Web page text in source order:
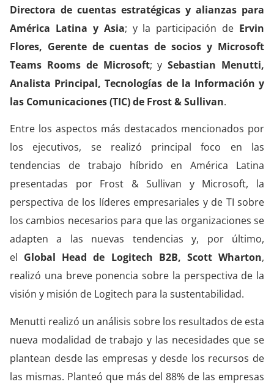
Directora de cuentas estratégicas y alianzas para
América Latina y Asia; y la participación de Ervin
Flores, Gerente de cuentas de socios y Microsoft
Teams Rooms de Microsoft; ySebastian Menutti,
Analista Principal, Tecnologías de la Información y
las Comunicaciones (TIC) de Frost & Sullivan.
Entre los aspectos más destacados mencionados por
los ejecutivos, se realizó principal foco en las
tendencias de trabajo híbrido en América Latina
presentadas por Frost & Sullivan y Microsoft, la
perspectiva de los líderes empresariales y de TI sobre
los cambios necesarios para que las organizaciones se
adapten a las nuevas tendencias y, por último,
el Global Head de Logitech B2B, Scott Wharton,
realizó una breve ponencia sobre la perspectiva de la
visión y misión de Logitech para la sustentabilidad.
Menutti realizó un análisis sobre los resultados de esta
nueva modalidad de trabajo y las necesidades que se
plantean desde las empresas y desde los recursos de
las mismas. Planteó que más del 88% de las empresas